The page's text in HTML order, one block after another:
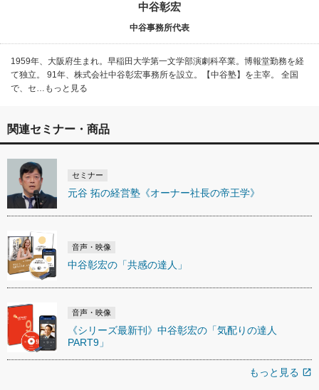
中谷彰宏
中谷事務所代表
1959年、大阪府生まれ。早稲田大学第一文学部演劇科卒業。博報堂勤務を経
て独立。 91年、株式会社中谷彰宏事務所を設立。【中谷塾】を主宰。 全国
で、セ…もっと見る
関連セミナー・商品
セミナー
元谷 拓の経営塾《オーナー社長の帝王学》
音声・映像
中谷彰宏の「共感の達人」
音声・映像
《シリーズ最新刊》中谷彰宏の「気配りの達人
PART9」
もっと見る open_in_new